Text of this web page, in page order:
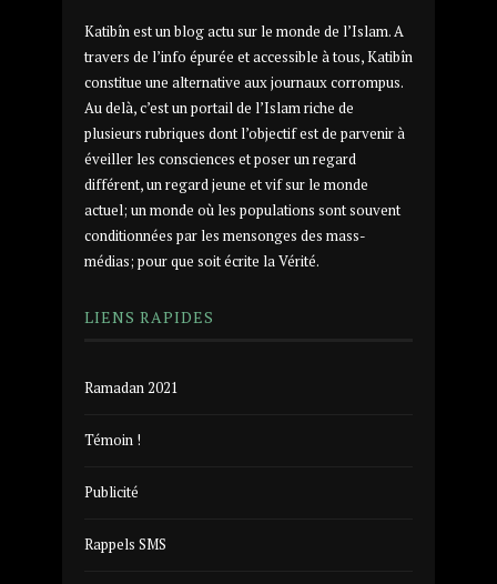
Katibîn est un blog actu sur le monde de l’Islam. A
travers de l’info épurée et accessible à tous, Katibîn
constitue une alternative aux journaux corrompus.
Au delà, c’est un portail de l’Islam riche de
plusieurs rubriques dont l’objectif est de parvenir à
éveiller les consciences et poser un regard
différent, un regard jeune et vif sur le monde
actuel; un monde où les populations sont souvent
conditionnées par les mensonges des mass-
médias; pour que soit écrite la Vérité.
LIENS RAPIDES
Ramadan 2021
Témoin !
Publicité
Rappels SMS